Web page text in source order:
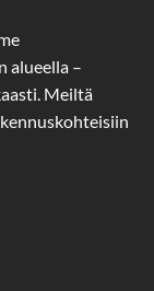
alueella –
Meiltä